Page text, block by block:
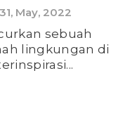
31, May, 2022
sebuah
lingkungan di